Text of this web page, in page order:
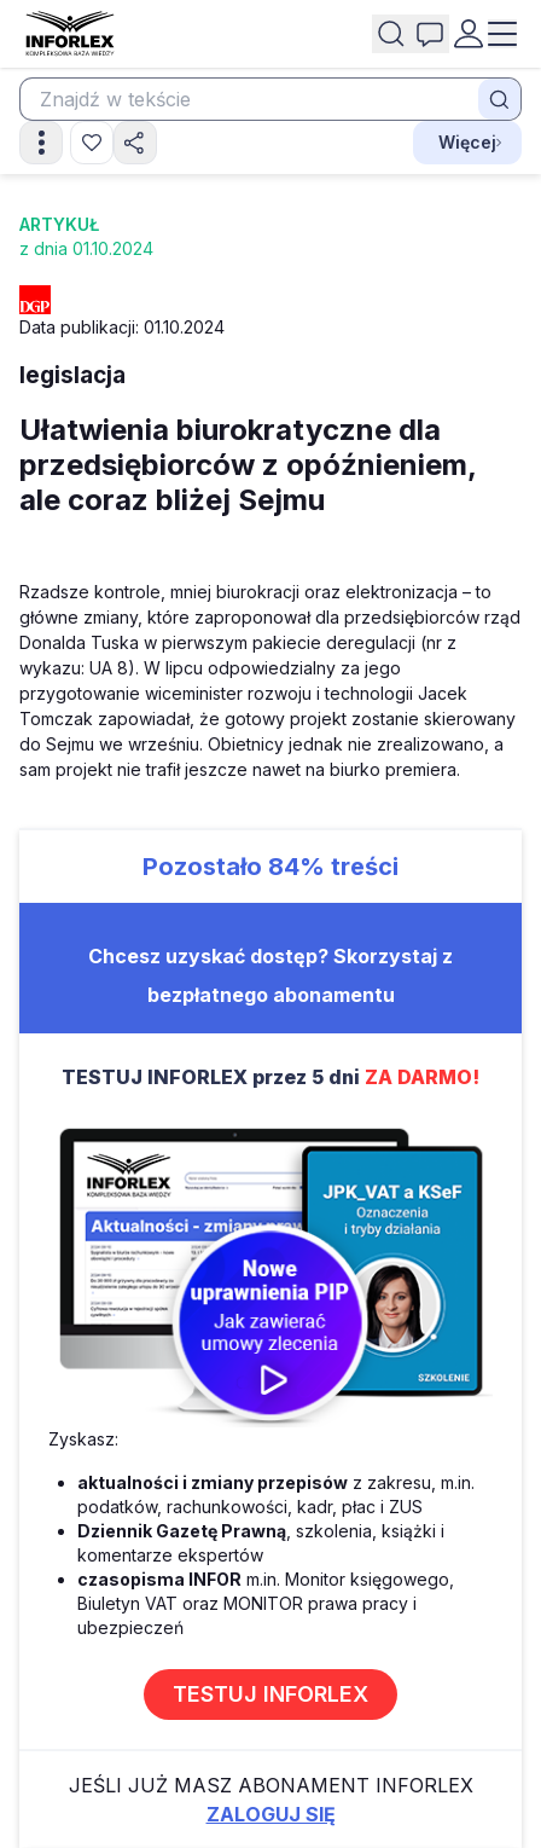
Więcej
ARTYKUŁ
z dnia 01.10.2024
Data publikacji: 01.10.2024
legislacja
Ułatwienia biurokratyczne dla
przedsiębiorców z opóźnieniem,
ale coraz bliżej Sejmu
Rzadsze kontrole, mniej biurokracji oraz elektronizacja – to
główne zmiany, które zaproponował dla przedsiębiorców rząd
Donalda Tuska w pierwszym pakiecie deregulacji (nr z
wykazu: UA 8). W lipcu odpowiedzialny za jego
przygotowanie wiceminister rozwoju i technologii Jacek
Tomczak zapowiadał, że gotowy projekt zostanie skierowany
do Sejmu we wrześniu. Obietnicy jednak nie zrealizowano, a
sam projekt nie trafił jeszcze nawet na biurko premiera.
Pozostało 84% treści
Chcesz uzyskać dostęp? Skorzystaj z
bezpłatnego abonamentu
TESTUJ INFORLEX przez 5 dni ZA DARMO!
Zyskasz:
aktualności i zmiany przepisów z zakresu, m.in.
podatków, rachunkowości, kadr, płac i ZUS
Dziennik Gazetę Prawną , szkolenia, książki i
komentarze ekspertów
czasopisma INFOR m.in. Monitor księgowego,
Biuletyn VAT oraz MONITOR prawa pracy i
ubezpieczeń
TESTUJ INFORLEX
JEŚLI JUŻ MASZ ABONAMENT INFORLEX
ZALOGUJ SIĘ